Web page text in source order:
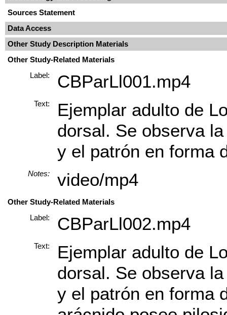
Sources Statement
Data Access
Other Study Description Materials
Other Study-Related Materials
Label:
CBParLl001.mp4
Text:
Ejemplar adulto de
dorsal. Se observa
y el patrón en forma
Notes: video/mp4
Other Study-Related Materials
Label:
CBParLl002.mp4
Text:
Ejemplar adulto de
dorsal. Se observa
y el patrón en forma